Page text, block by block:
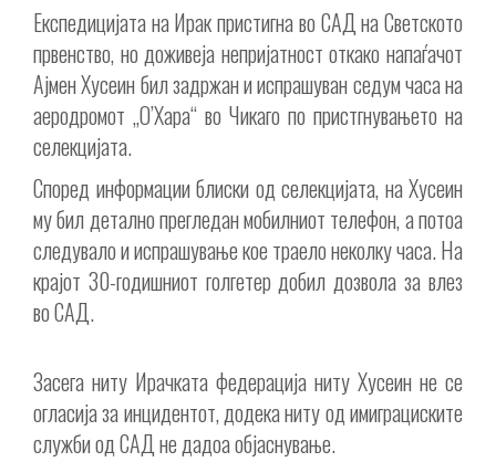
Експедицијата на Ирак пристигна во САД на Светското
првенство, но доживеја непријатност откако напаѓачот
Ајмен Хусеин бил задржан и испрашуван седум часа на
аеродромот „О’Хара“ во Чикаго по пристгнувањето на
селекцијата.
Според информации блиски од селекцијата, на Хусеин
му бил детално прегледан мобилниот телефон, а потоа
следувало и испрашување кое траело неколку часа. На
крајот 30-годишниот голгетер добил дозвола за влез
во САД.
Засега ниту Ирачката федерација ниту Хусеин не се
огласија за инцидентот, додека ниту од имиграциските
служби од САД не дадоа објаснување.